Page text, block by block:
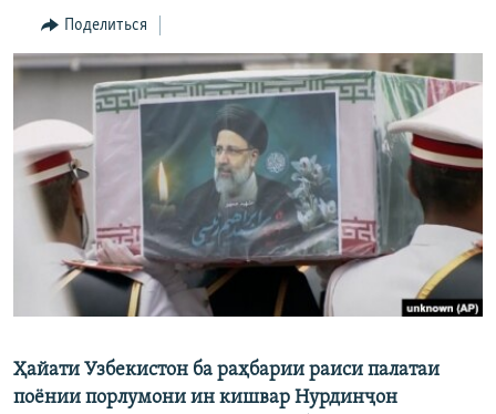
Вернутся
поиску
МИГРАНТ МЕДИА
Поделиться
Ҳайати Узбекистон ба раҳбарии раиси палатаи
поёнии порлумони ин кишвар Нурдинҷон